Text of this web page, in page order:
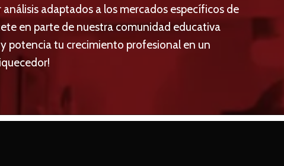
adaptados a los mercados específicos de
en parte de nuestra comunidad educativa
potencia tu crecimiento profesional en un